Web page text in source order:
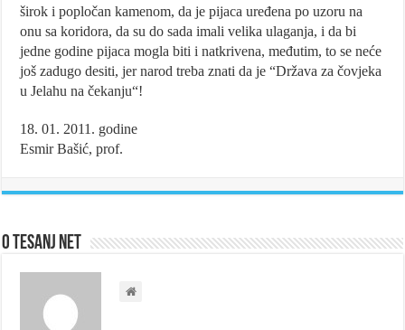
širok i popločan kamenom, da je pijaca uređena po uzoru na
onu sa koridora, da su do sada imali velika ulaganja, i da bi
jedne godine pijaca mogla biti i natkrivena, međutim, to se neće
još zadugo desiti, jer narod treba znati da je “Država za čovjeka
u Jelahu na čekanju“!
18. 01. 2011. godine
Esmir Bašić, prof.
O Tesanj Net